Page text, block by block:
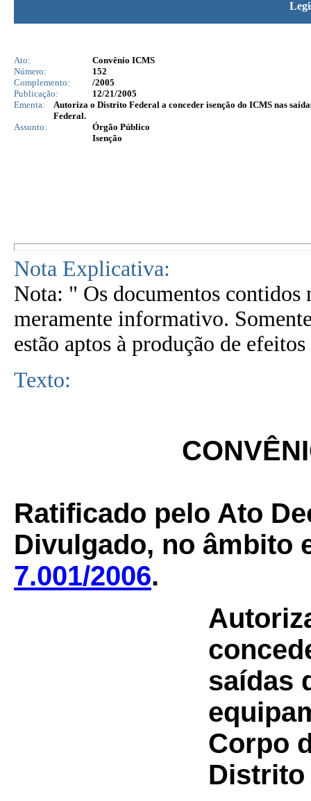
Ato:
Convênio ICMS
Número:
152
Complemento:
/2005
Publicação:
12/21/2005
Ementa:
Autoriza o Distrito Federal a conceder isenção do ICMS nas
Federal.
Assunto:
Órgão Público
Isenção
Nota Explicativa:
Nota: " Os documentos contidos
meramente informativo.
estão aptos à produção de
Texto:
Ratificado pelo Ato
Divulgado, no âmbito
7.001/2006.
saídas
Corpo
Distrito